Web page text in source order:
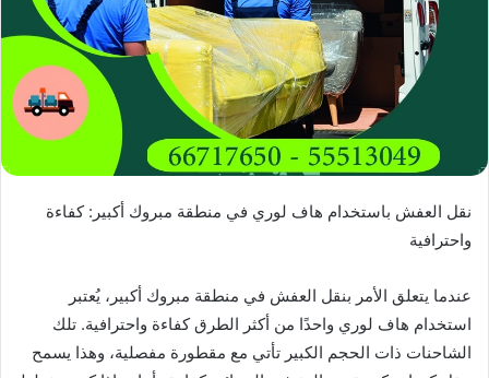
نقل العفش باستخدام هاف لوري في منطقة مبروك أكبير: كفاءة
واحترافية
عندما يتعلق الأمر بنقل العفش في منطقة مبروك أكبير، يُعتبر
استخدام هاف لوري واحدًا من أكثر الطرق كفاءة واحترافية. تلك
الشاحنات ذات الحجم الكبير تأتي مع مقطورة مفصلية، وهذا يسمح